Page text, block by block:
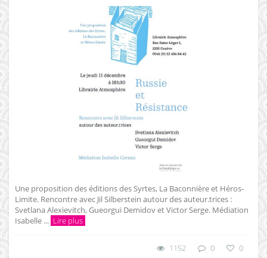
Une proposition des éditions des Syrtes, La Baconnière et Héros-
Limite. Rencontre avec Jil Silberstein autour des auteur.trices :
Svetlana Alexievitch, Gueorgui Demidov et Victor Serge. Médiation
Isabelle ... Lire plus
1152 0 0